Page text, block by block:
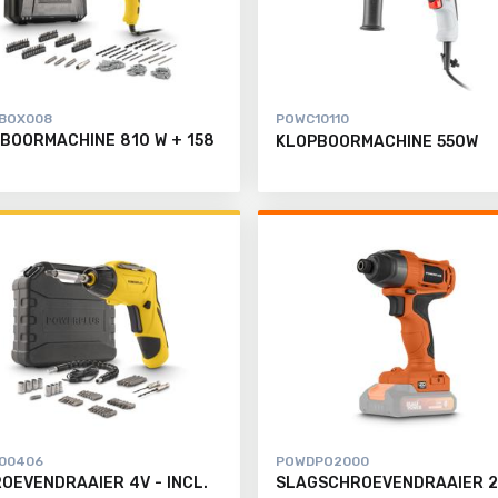
810 W + 158
POWC10110
KLOPBOORMACHINE 550W
4V - INCL.
POWDPO2000
SLAGSCHROEVENDRAAIER